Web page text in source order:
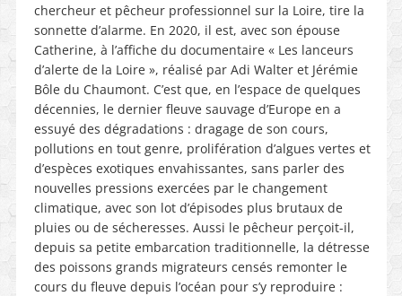
chercheur et pêcheur professionnel sur la Loire, tire la
sonnette d’alarme. En 2020, il est, avec son épouse
Catherine, à l’affiche du documentaire « Les lanceurs
d’alerte de la Loire », réalisé par Adi Walter et Jérémie
Bôle du Chaumont. C’est que, en l’espace de quelques
décennies, le dernier fleuve sauvage d’Europe en a
essuyé des dégradations : dragage de son cours,
pollutions en tout genre, prolifération d’algues vertes et
d’espèces exotiques envahissantes, sans parler des
nouvelles pressions exercées par le changement
climatique, avec son lot d’épisodes plus brutaux de
pluies ou de sécheresses. Aussi le pêcheur perçoit-il,
depuis sa petite embarcation traditionnelle, la détresse
des poissons grands migrateurs censés remonter le
cours du fleuve depuis l’océan pour s’y reproduire :